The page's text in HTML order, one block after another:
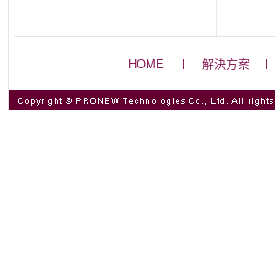
HOME 解決方案